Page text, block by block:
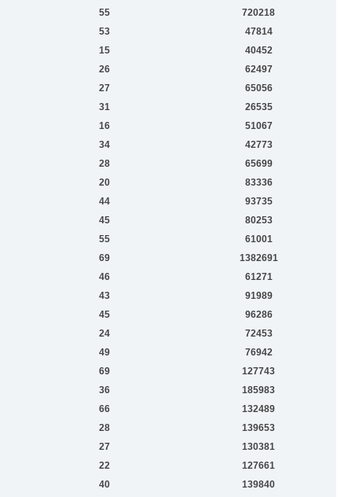
55
720218
53
47814
15
40452
26
62497
27
65056
31
26535
16
51067
34
42773
28
65699
20
83336
44
93735
45
80253
55
61001
69
1382691
46
61271
43
91989
45
96286
24
72453
49
76942
69
127743
36
185983
66
132489
28
139653
27
130381
22
127661
40
139840